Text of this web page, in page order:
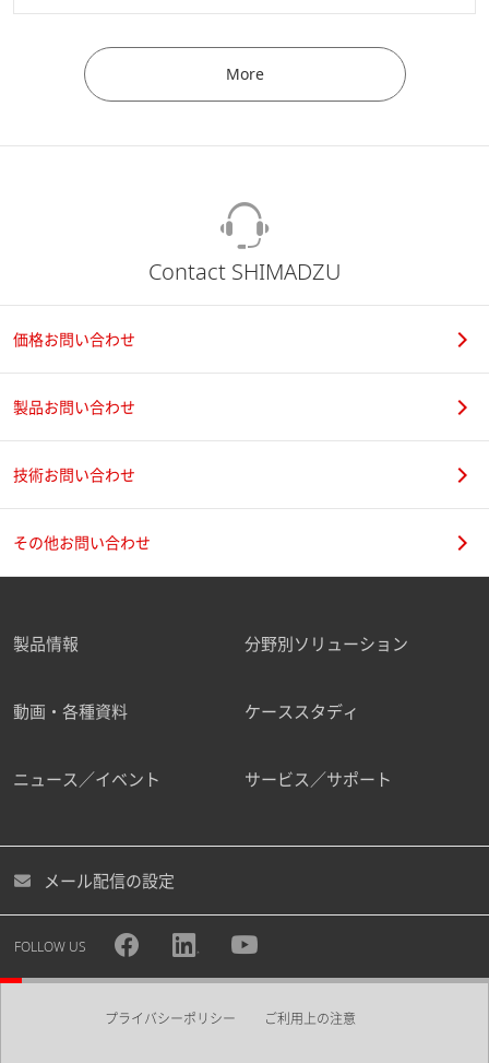
More
Contact SHIMADZU
価格お問い合わせ
製品お問い合わせ
技術お問い合わせ
その他お問い合わせ
製品情報 分野別ソリューション
動画・各種資料 ケーススタディ
ニュース／イベント サービス／サポート
メール配信の設定
FOLLOW US
プライバシーポリシー ご利用上の注意